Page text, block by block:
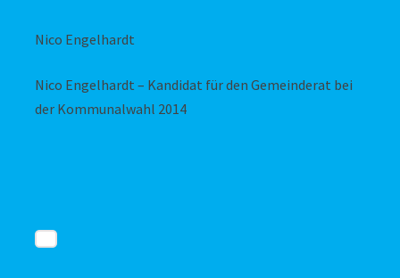
Nico Engelhardt
Nico Engelhardt – Kandidat für den Gemeinderat bei
der Kommunalwahl 2014